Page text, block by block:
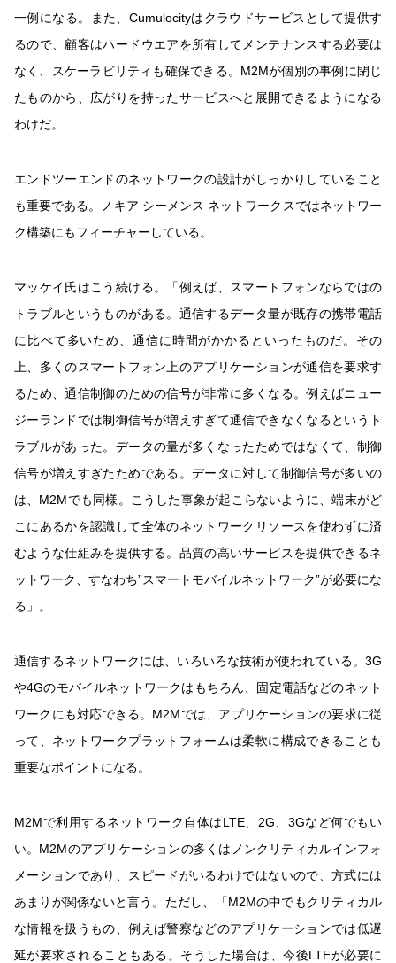
一例になる。また、Cumulocityはクラウドサービスとして提供す
るので、顧客はハードウエアを所有してメンテナンスする必要は
なく、スケーラビリティも確保できる。M2Mが個別の事例に閉じ
たものから、広がりを持ったサービスへと展開できるようになる
わけだ。
エンドツーエンドのネットワークの設計がしっかりしていること
も重要である。ノキア シーメンス ネットワークスではネットワー
ク構築にもフィーチャーしている。
マッケイ氏はこう続ける。「例えば、スマートフォンならではの
トラブルというものがある。通信するデータ量が既存の携帯電話
に比べて多いため、通信に時間がかかるといったものだ。その
上、多くのスマートフォン上のアプリケーションが通信を要求す
るため、通信制御のための信号が非常に多くなる。例えばニュー
ジーランドでは制御信号が増えすぎて通信できなくなるというト
ラブルがあった。データの量が多くなったためではなくて、制御
信号が増えすぎたためである。データに対して制御信号が多いの
は、M2Mでも同様。こうした事象が起こらないように、端末がど
こにあるかを認識して全体のネットワークリソースを使わずに済
むような仕組みを提供する。品質の高いサービスを提供できるネ
ットワーク、すなわち”スマートモバイルネットワーク”が必要にな
る」。
通信するネットワークには、いろいろな技術が使われている。3G
や4Gのモバイルネットワークはもちろん、固定電話などのネット
ワークにも対応できる。M2Mでは、アプリケーションの要求に従
って、ネットワークプラットフォームは柔軟に構成できることも
重要なポイントになる。
M2Mで利用するネットワーク自体はLTE、2G、3Gなど何でもい
い。M2Mのアプリケーションの多くはノンクリティカルインフォ
メーションであり、スピードがいるわけではないので、方式には
あまりが関係ないと言う。ただし、「M2Mの中でもクリティカル
な情報を扱うもの、例えば警察などのアプリケーションでは低遅
延が要求されることもある。そうした場合は、今後LTEが必要に